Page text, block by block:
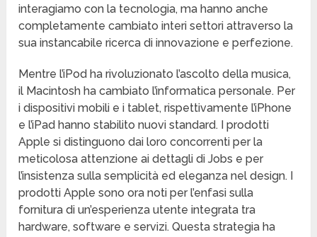
interagiamo con la tecnologia, ma hanno anche
completamente cambiato interi settori attraverso la
sua instancabile ricerca di innovazione e perfezione.
Mentre l’iPod ha rivoluzionato l’ascolto della musica,
il Macintosh ha cambiato l’informatica personale. Per
i dispositivi mobili e i tablet, rispettivamente l’iPhone
e l’iPad hanno stabilito nuovi standard. I prodotti
Apple si distinguono dai loro concorrenti per la
meticolosa attenzione ai dettagli di Jobs e per
l’insistenza sulla semplicità ed eleganza nel design. I
prodotti Apple sono ora noti per l’enfasi sulla
fornitura di un’esperienza utente integrata tra
hardware, software e servizi. Questa strategia ha